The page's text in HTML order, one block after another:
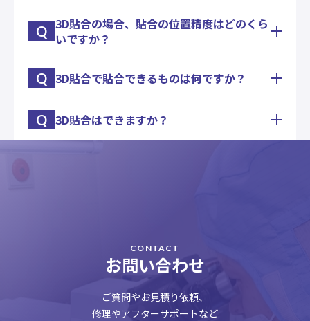
査工程まで対応可能です。
タッチパネル組立の試作及び量産工場をお探しの際
は、是非ご相談下さい。
HCフィルム、ARフィルム等）の貼付が可能です。
また、一部サイズでは±0.05㎜の高精度での貼付も
可能です。
弊社では、液晶パネル組立てを受託して10年以上
の実績があります。
及び脱泡（オートクレーブ）が可能です。
また一部サイズでは±0.05㎜の高精度での貼付も可
是非ご相談下さい。
Q 3D貼合の場合、貼合の位置精度はどのくら
いですか？
装置仕様としては±0.1㎜になりますが、部材バラ
変化する場合がございます。
実サンプルでの精度評価テストを致しますので、ご
相談下さい。
Q 3D貼合で貼合できるものは何ですか？
実績としては曲面ガラス＋フィルム、曲面ガラス＋
Q 3D貼合はできますか？
2軸方向以上の曲面形状（自由曲面）への貼合につ
いては開発中です。
3D貼合は曲率、形状、基材特性、サイズ等により
対応がケースバイケースとなる為、是非ご相談下さ
CONTACT
お問い合わせ
ご質問やお見積り依頼、
修理やアフターサポートなど